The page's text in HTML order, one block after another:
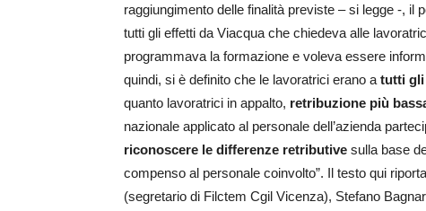
raggiungimento delle finalità previste – si legge -, il
tutti gli effetti da Viacqua che chiedeva alle
programmava la formazione e voleva essere
quindi, si è definito che le lavoratrici erano a tutti gli
quanto lavoratrici in appalto, retribuzione più
nazionale applicato al personale dell’azienda
riconoscere le differenze retributive sulla base
compenso al personale coinvolto”. Il testo qui
(segretario di Filctem Cgil Vicenza), Stefano